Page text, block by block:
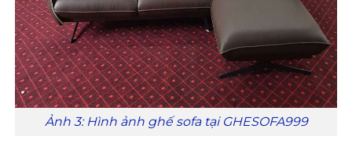
Ảnh 3: Hình ảnh ghế sofa tại GHESOFA999